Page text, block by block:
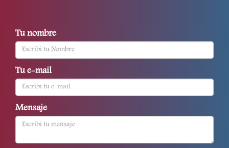
Tu nombre
Tu e-mail
Mensaje